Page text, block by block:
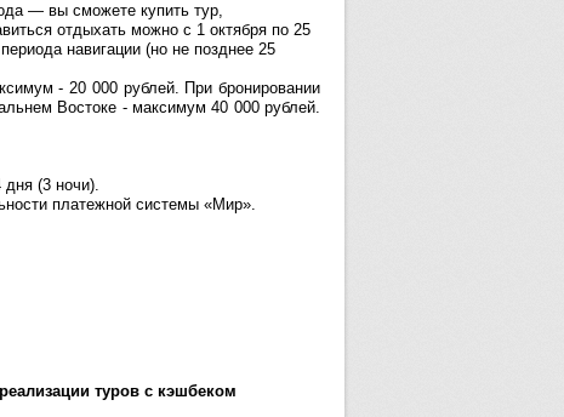
— вы сможете купить тур,
отдыхать можно с 1 октября по 25
навигации (но не позднее 25
- 20 000 рублей. При бронировании
Востоке - максимум 40 000 рублей.
дня (3 ночи).
платежной системы «Мир».
туров с кэшбеком